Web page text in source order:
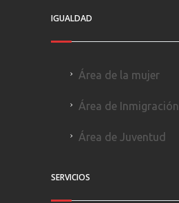
IGUALDAD
Área de la mujer
Área de Inmigración
Área de Juventud
SERVICIOS